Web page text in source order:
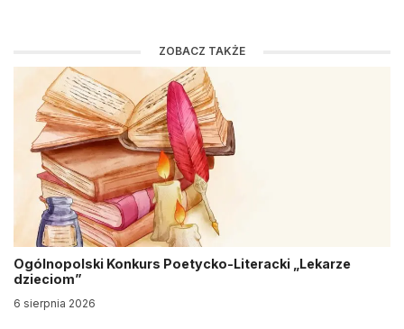
ZOBACZ TAKŻE
Ogólnopolski Konkurs Poetycko-Literacki „Lekarze
dzieciom”
6 sierpnia 2026